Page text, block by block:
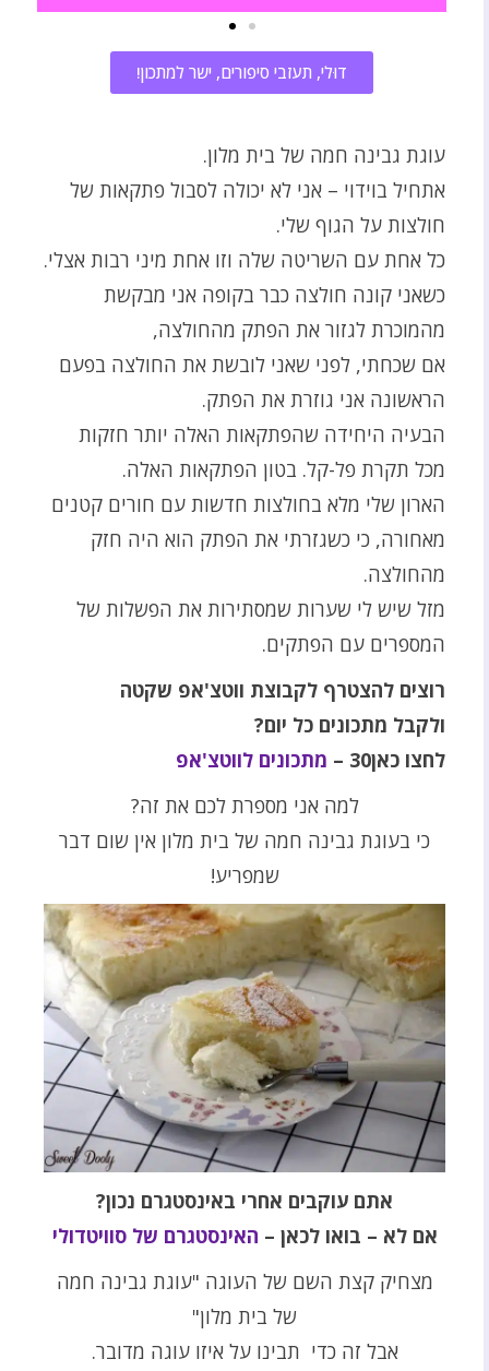
דוּלי, תעזבי סיפורים, ישר למתכון!
עוגת גבינה חמה של בית מלון.
אתחיל בוידוי – אני לא יכולה לסבול פתקאות של
חולצות על הגוף שלי.
כל אחת עם השריטה שלה וזו אחת מיני רבות אצלי.
כשאני קונה חולצה כבר בקופה אני מבקשת
מהמוכרת לגזור את הפתק מהחולצה,
אם שכחתי, לפני שאני לובשת את החולצה בפעם
הראשונה אני גוזרת את הפתק.
הבעיה היחידה שהפתקאות האלה יותר חזקות
מכל תקרת פל-קל. בטון הפתקאות האלה.
הארון שלי מלא בחולצות חדשות עם חורים קטנים
מאחורה, כי כשגזרתי את הפתק הוא היה חזק
מהחולצה.
מזל שיש לי שערות שמסתירות את הפשלות של
המספרים עם הפתקים.
רוצים להצטרף לקבוצת ווטצ'אפ שקטה
ולקבל מתכונים כל יום?
לחצו כאן30
– מתכונים לווטצ'אפ
למה אני מספרת לכם את זה?
כי בעוגת גבינה חמה של בית מלון אין שום דבר
שמפריע!
אתם עוקבים אחרי באינסטגרם נכון?
אם לא – בואו לכאן – האינסטגרם של סוויטדולי
מצחיק קצת השם של העוגה "עוגת גבינה חמה
של בית מלון"
אבל זה כדי תבינו על איזו עוגה מדובר.